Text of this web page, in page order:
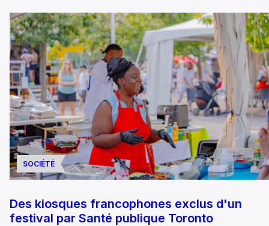
SOCIÉTÉ
Des kiosques francophones exclus d'un
festival par Santé publique Toronto